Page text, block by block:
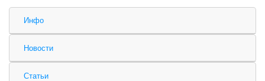
Инфо
Новости
Статьи